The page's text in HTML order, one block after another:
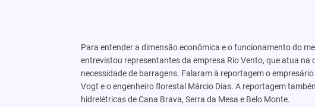
Para entender a dimensão econômica e o funcionamento do
entrevistou representantes da empresa Rio Vento, que atua
necessidade de barragens. Falaram à reportagem o
Vogt e o engenheiro florestal Márcio Dias. A reportagem
hidrelétricas de Cana Brava, Serra da Mesa e Belo Monte.